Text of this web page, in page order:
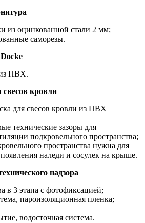
из оцинкованной стали 2 мм;
саморезы.
ПВХ.
кровли
для свесов кровли из ПВХ
технические зазоры для
подкровельного пространства;
пространства нужна для
наледи и сосулек на крыше.
надзора
в 3 этапа с фотофиксацией;
пароизоляционная пленка;
водосточная система.